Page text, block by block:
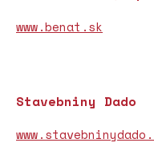
www.benat.sk
Stavebniny Dado